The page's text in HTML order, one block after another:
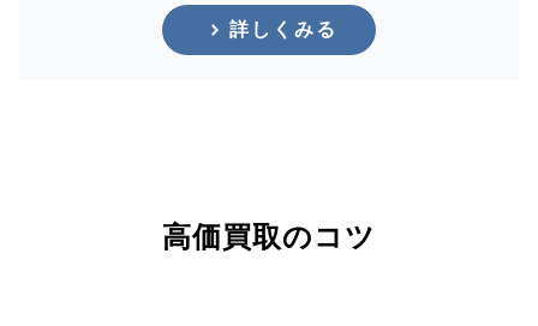
詳しくみる
高価買取のコツ